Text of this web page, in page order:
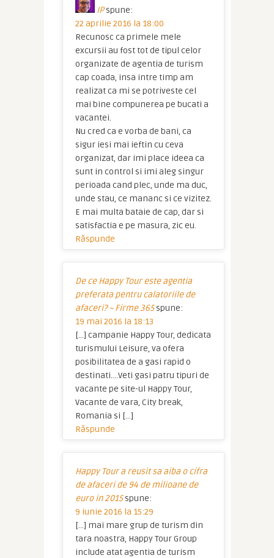
IP spune:
22 aprilie 2016 la 18:00
Recunosc ca primele mele
excursii au fost tot de tipul celor
organizate de agentia de turism
cap coada, insa intre timp am
realizat ca mi se potriveste cel
mai bine compunerea pe bucati a
vacantei.
Nu cred ca e vorba de bani, ca
sigur iesi mai ieftin cu ceva
organizat, dar imi place ideea ca
sunt in control si imi aleg singur
perioada cand plec, unde ma duc,
unde stau, ce mananc si ce vizitez.
E mai multa bataie de cap, dar si
satisfactia e pe masura, zic eu.
Răspunde
De ce Happy Tour este agentia
preferata pentru calatoriile de
afaceri? ~ Firme 365 spune:
19 mai 2016 la 18:13
[…] campanie Happy Tour, dedicata
turismului Leisure, va ofera
posibilitatea de a gasi rapid o
destinati….Veti gasi patru tipuri de
vacante pe site-ul Happy Tour,
Vacante de vara, City break,
Romania si […]
Răspunde
Happy Tour a reusit sa aiba o cifra
de afaceri de 94 de milioane de
euro in 2015 spune:
9 iunie 2016 la 15:29
[…] mai mare grup de turism din
tara noastra, Happy Tour Group
include atat agentia de turism